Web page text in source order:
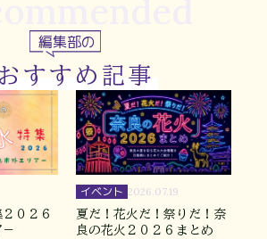
編集部の
おすすめ記事
０２６
イベント 2026.07.19
夏だ！花火だ！祭りだ！奈
良の花火２０２６まとめ